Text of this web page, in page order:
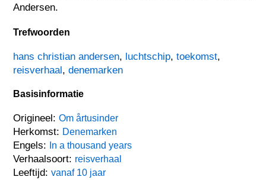
Andersen.
Trefwoorden
hans christian andersen, luchtschip,toekomst,
reisverhaal,denemarken
Basisinformatie
Origineel:Om årtusinder
Herkomst: Denemarken
Engels: In a thousand years
Verhaalsoort: reisverhaal
Leeftijd:vanaf 10 jaar